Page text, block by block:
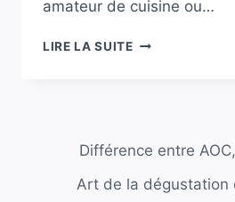
amateur de cuisine ou…
LIRE LA SUITEDÉCOUVREZ
AUSSOIS
RISSOLES,
Différence entre
Art de la